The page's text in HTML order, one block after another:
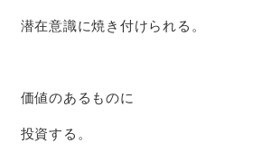
潜在意識に焼き付けられる。
価値のあるものに
投資する。